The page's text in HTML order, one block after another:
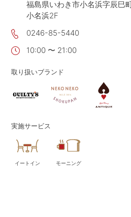
CONTACT
APP
RECRUIT 2027
採用情報
OGGI ONLINE STORE
福島県いわき市小名浜字辰巳
小名浜2F
0246-85-5440
10:00 〜 21:00
取り扱いブランド
実施サービス
イートイン モーニング